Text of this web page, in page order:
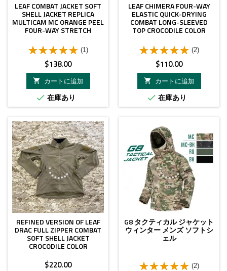
LEAF COMBAT JACKET SOFT
SHELL JACKET REPLICA
MULTICAM MC ORANGE PEEL
FOUR-WAY STRETCH
(1)
価
格
$138.00

カートに追加
 在庫あり
LEAF CHIMERA FOUR-WAY
ELASTIC QUICK-DRYING
COMBAT LONG-SLEEVED
TOP CROCODILE COLOR
(2)
価
格
$110.00

カートに追加
 在庫あり
REFINED VERSION OF LEAF
DRAC FULL ZIPPER COMBAT
SOFT SHELL JACKET
CROCODILE COLOR
価
$220.00
G8 タクティカル ジャケット
ウィンター メンズ ソフトシ
ェル
(2)